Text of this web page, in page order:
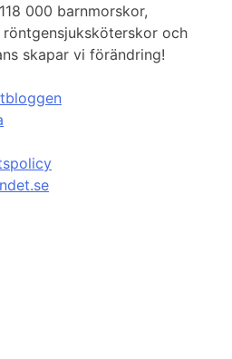
000 barnmorskor,
och
skapar vi förändring!